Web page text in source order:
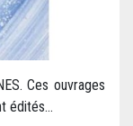
Ces ouvrages
édités...